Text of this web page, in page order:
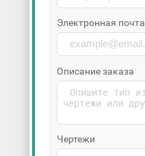
Электронная почта
Описание заказа
Чертежи